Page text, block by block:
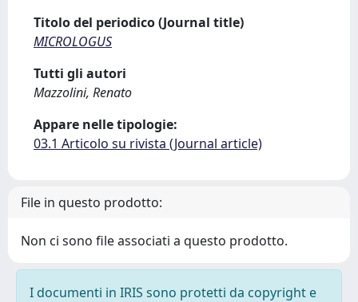
Titolo del periodico (Journal title)
MICROLOGUS
Tutti gli autori
Mazzolini, Renato
Appare nelle tipologie:
03.1 Articolo su rivista (Journal article)
File in questo prodotto:
Non ci sono file associati a questo prodotto.
I documenti in IRIS sono protetti da copyright e